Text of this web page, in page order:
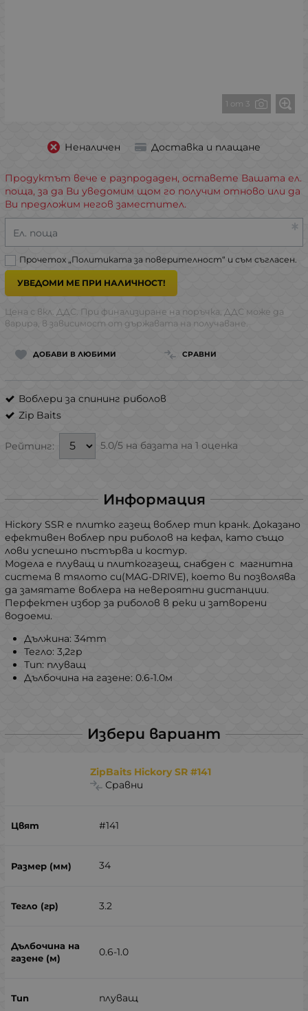
1 от 3
Неналичен Доставка и плащане
Продуктът вече е разпродаден, оставете Вашата ел.
поща, за да Ви уведомим щом го получим отново или да
Ви предложим негов заместител.
Ел. поща
Прочетох „Политиката за поверителност“ и съм съгласен.
УВЕДОМИ МЕ ПРИ НАЛИЧНОСТ!
Цена с вкл. ДДС. При финализиране на поръчка, ДДС може да
варира, в зависимост от държавата на получаване.
ДОБАВИ В ЛЮБИМИ СРАВНИ
Воблери за спининг риболов
Zip Baits
Рейтинг: 5.0/5 на базата на 1 оценка
Информация
Hickory SSR е плитко газещ воблер тип кранк. Доказано
ефективен воблер при риболов на кефал, като също
лови успешно пъстърва и костур.
Модела е плуващ и плиткогазещ, снабден с магнитна
система в тялото си(MAG-DRIVE), което ви позволява
да замятате воблера на невероятни дистанции.
Перфектен избор за риболов в реки и затворени
водоеми.
Дължина: 34mm
Тегло: 3,2гр
Тип: плуващ
Дълбочина на газене: 0.6-1.0м
Избери вариант
ZipBaits Hickory SR #141
Сравни
#141
34
3.2
0.6-1.0
плуващ